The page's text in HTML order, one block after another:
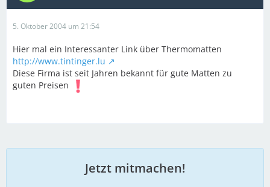
5. Oktober 2004 um 21:54
Hier mal ein Interessanter Link über Thermomatten
http://www.tintinger.lu
Diese Firma ist seit Jahren bekannt für gute Matten zu
guten Preisen
Jetzt mitmachen!